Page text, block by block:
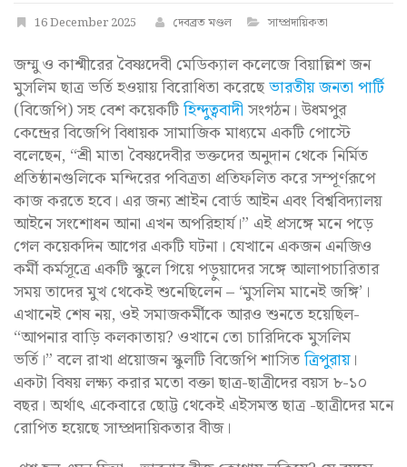
16 December 2025 দেবব্রত মণ্ডল সাম্প্রদায়িকতা
জম্মু ও কাশ্মীরের বৈষ্ণদেবী মেডিক্যাল কলেজে বিয়াল্লিশ জন
মুসলিম ছাত্র ভর্তি হওয়ায় বিরোধিতা করেছেভারতীয় জনতা পার্টি
(বিজেপি) সহ বেশ কয়েকটিহিন্দুত্ববাদীসংগঠন। উধমপুর
কেন্দ্রের বিজেপি বিধায়ক সামাজিক মাধ্যমে একটি পোস্টে
বলেছেন, “শ্রী মাতা বৈষ্ণদেবীর ভক্তদের অনুদান থেকে নির্মিত
প্রতিষ্ঠানগুলিকে মন্দিরের পবিত্রতা প্রতিফলিত করে সম্পূর্ণরূপে
কাজ করতে হবে। এর জন্য শ্রাইন বোর্ড আইন এবং বিশ্ববিদ্যালয়
আইনে সংশোধন আনা এখন অপরিহার্য।” এই প্রসঙ্গে মনে পড়ে
গেল কয়েকদিন আগের একটি ঘটনা। যেখানে একজন এনজিও
কর্মী কর্মসূত্রে একটি স্কুলে গিয়ে পড়ুয়াদের সঙ্গে আলাপচারিতার
সময় তাদের মুখ থেকেই শুনেছিলেন – ‘মুসলিম মানেই জঙ্গি’।
এখানেই শেষ নয়, ওই সমাজকর্মীকে আরও শুনতে হয়েছিল-
“আপনার বাড়ি কলকাতায়? ওখানে তো চারিদিকে মুসলিম
ভর্তি।” বলে রাখা প্রয়োজন স্কুলটি বিজেপি শাসিতত্রিপুরায়।
একটা বিষয় লক্ষ্য করার মতো বক্তা ছাত্র-ছাত্রীদের বয়স ৮-১০
বছর। অর্থাৎ একেবারে ছোট্ট থেকেই এইসমস্ত ছাত্র -ছাত্রীদের মনে
রোপিত হয়েছে সাম্প্রদায়িকতার বীজ।